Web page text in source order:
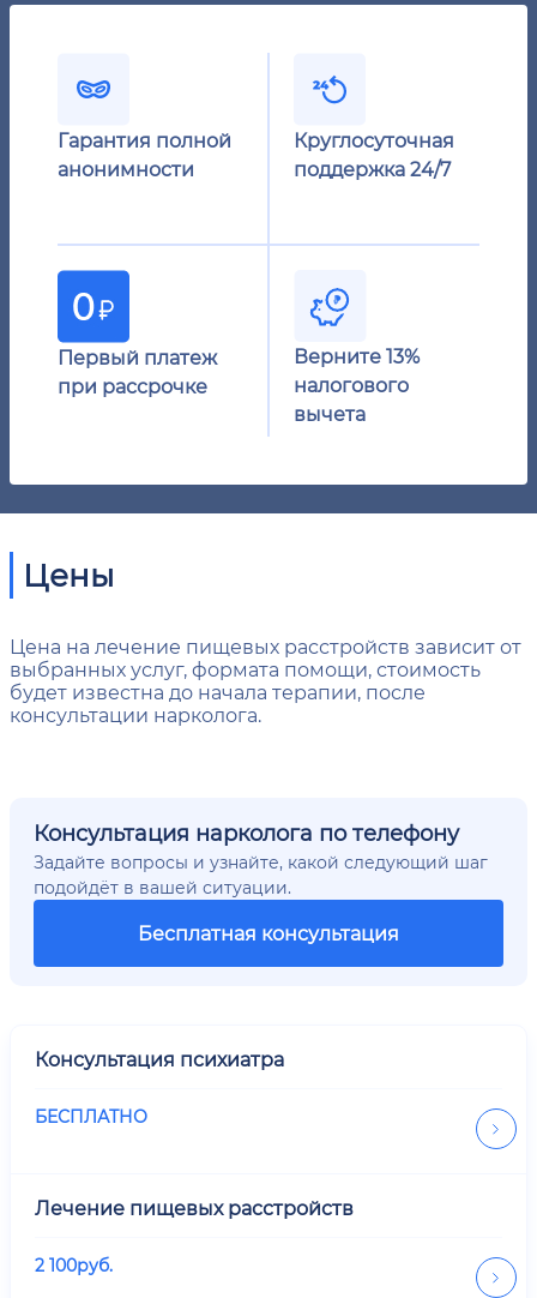
Гарантия полной
анонимности
Круглосуточная
поддержка 24/7
Первый платеж
при рассрочке
Верните 13%
налогового
вычета
Цены
Цена на лечение пищевых расстройств зависит от
выбранных услуг, формата помощи, стоимость
будет известна до начала терапии, после
консультации нарколога.
Консультация нарколога по телефону
Задайте вопросы и узнайте, какой следующий шаг
подойдёт в вашей ситуации.
Бесплатная консультация
Консультация психиатра
БЕСПЛАТНО
Лечение пищевых расстройств
2 100руб.